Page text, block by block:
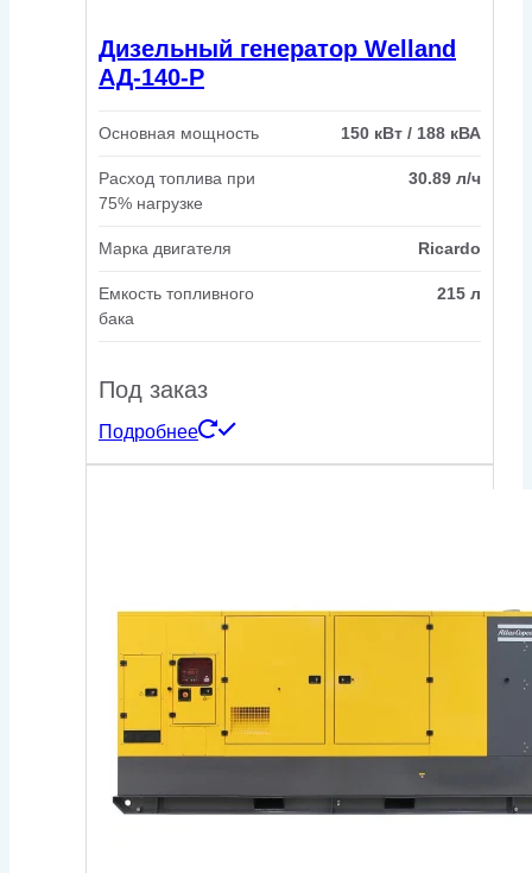
Дизельный генератор Welland
АД-140-Р
Основная мощность 150 кВт / 188 кВА
Расход топлива при
75% нагрузке
30.89 л/ч
Марка двигателя Ricardo
Емкость топливного
бака
215 л
Под заказ
Подробнее